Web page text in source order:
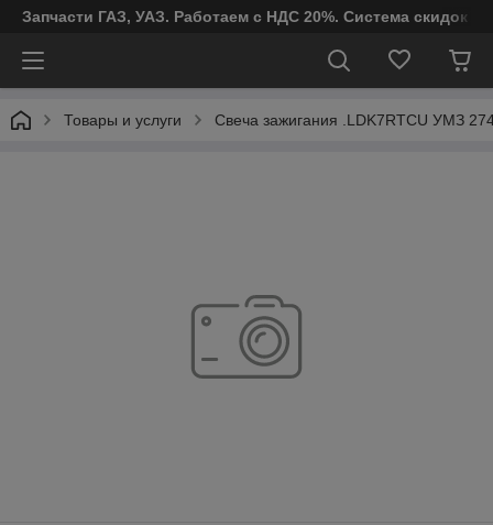
Запчасти ГАЗ, УАЗ. Работаем с НДС 20%. Система скидок
Товары и услуги Свеча зажигания .LDK7RTCU УМЗ